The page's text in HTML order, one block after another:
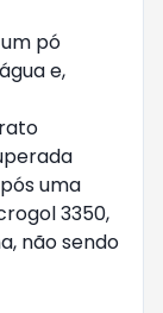
pó
e,
uma
3350,
não sendo